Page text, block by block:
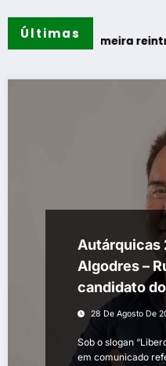
Últimasreintrodução de
Autárquicas
Algodres –
candidato
28 De Agosto De
Sob o slogan
em comunicado